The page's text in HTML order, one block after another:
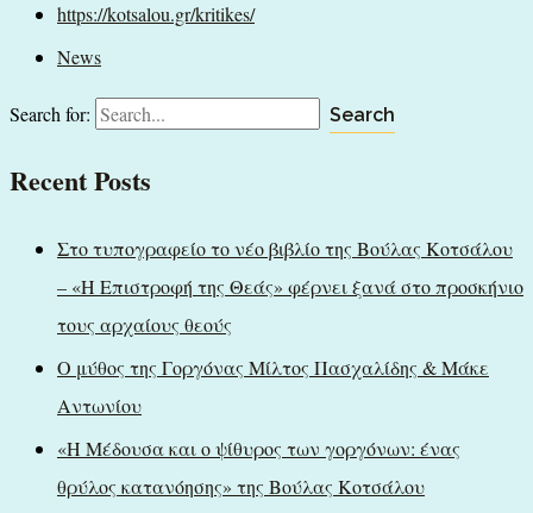
https://kotsalou.gr/kritikes/
News
Search for:
Recent Posts
Στο τυπογραφείο το νέο βιβλίο της Βούλας Κοτσάλου
– «Η Επιστροφή της Θεάς» φέρνει ξανά στο προσκήνιο
τους αρχαίους θεούς
Ο μύθος της Γοργόνας Μίλτος Πασχαλίδης & Μάκε
Αντωνίου
«Η Μέδουσα και ο ψίθυρος των γοργόνων: ένας
θρύλος κατανόησης» της Βούλας Κοτσάλου